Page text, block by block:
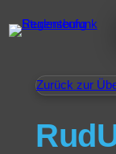
Zurück zur